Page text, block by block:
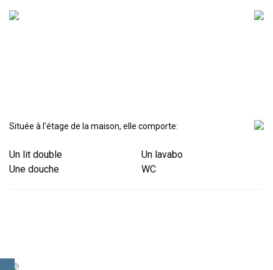
Située à l’étage de la maison, elle comporte:
Un lit double
Une douche
Un lavabo
WC